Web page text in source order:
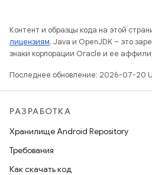
Контент и образцы кода на этой
лицензиям. Java и OpenJDK – это
знаки корпорации Oracle и ее
Последнее обновление: 2026-07-20
РАЗРАБОТКА
Хранилище Android Repository
Требования
Как скачать код